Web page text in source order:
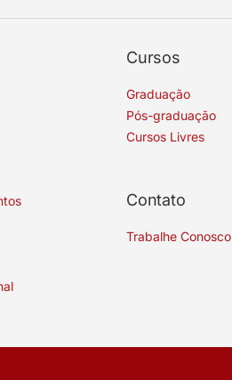
Cursos
Graduação
Pós-graduação
Cursos Livres
Contato
Trabalhe Conosco